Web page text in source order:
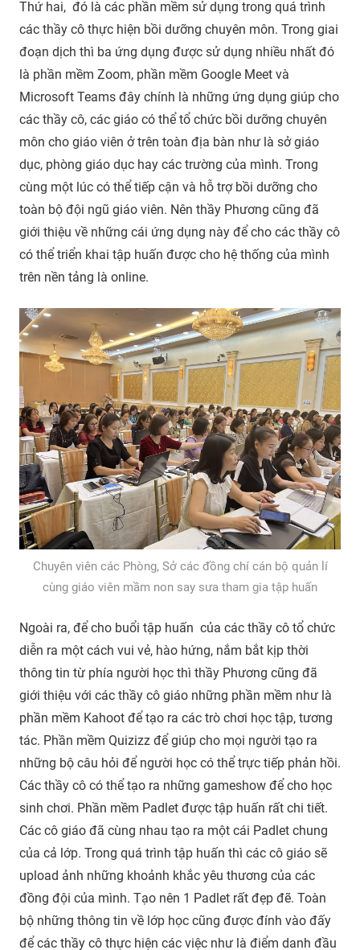
Thứ hai, đó là các phần mềm sử dụng trong quá trình
các thầy cô thực hiện bồi dưỡng chuyên môn. Trong giai
đoạn dịch thì ba ứng dụng được sử dụng nhiều nhất đó
là phần mềm Zoom, phần mềm Google Meet và
Microsoft Teams đây chính là những ứng dụng giúp cho
các thầy cô, các giáo có thể tổ chức bồi dưỡng chuyên
môn cho giáo viên ở trên toàn địa bàn như là sở giáo
dục, phòng giáo dục hay các trường của mình. Trong
cùng một lúc có thể tiếp cận và hỗ trợ bồi dưỡng cho
toàn bộ đội ngũ giáo viên. Nên thầy Phương cũng đã
giới thiệu về những cái ứng dụng này để cho các thầy cô
có thể triển khai tập huấn được cho hệ thống của mình
trên nền tảng là online.
Chuyên viên các Phòng, Sở các đồng chí cán bộ quản lí
cùng giáo viên mầm non say sưa tham gia tập huấn
Ngoài ra, để cho buổi tập huấn của các thầy cô tổ chức
diễn ra một cách vui vẻ, hào hứng, nắm bắt kịp thời
thông tin từ phía người học thì thầy Phương cũng đã
giới thiệu với các thầy cô giáo những phần mềm như là
phần mềm Kahoot để tạo ra các trò chơi học tập, tương
tác. Phần mềm Quizizz để giúp cho mọi người tạo ra
những bộ câu hỏi để người học có thể trực tiếp phản hồi.
Các thầy cô có thể tạo ra những gameshow để cho học
sinh chơi. Phần mềm Padlet được tập huấn rất chi tiết.
Các cô giáo đã cùng nhau tạo ra một cái Padlet chung
của cả lớp. Trong quá trình tập huấn thì các cô giáo sẽ
upload ảnh những khoảnh khắc yêu thương của các
đồng đội của mình. Tạo nên 1 Padlet rất đẹp đẽ. Toàn
bộ những thông tin về lớp học cũng được đính vào đấy
để các thầy cô thực hiện các việc như là điểm danh đầu